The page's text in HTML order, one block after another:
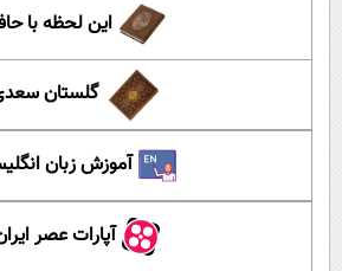
این لحظه با
گلستان
آموزش زبان
آپارات عصر